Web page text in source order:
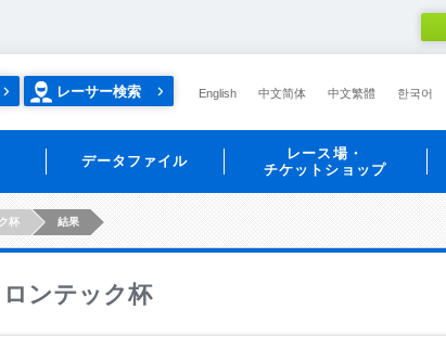
レーサー検索 English 中文简体 中文繁體 한국어
データファイル
レース場・
チケットショップ
杯 結果
ンテック杯